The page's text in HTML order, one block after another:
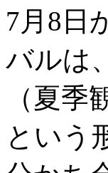
7月8日
バルは
（夏
という